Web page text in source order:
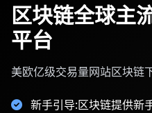
区块链全球主
平台
美欧亿级交易量网站区块链
新手引导:区块链提供新